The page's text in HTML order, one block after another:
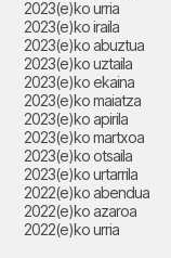
2023(e)ko urria
2023(e)ko iraila
2023(e)ko abuztua
2023(e)ko uztaila
2023(e)ko ekaina
2023(e)ko maiatza
2023(e)ko apirila
2023(e)ko martxoa
2023(e)ko otsaila
2023(e)ko urtarrila
2022(e)ko abendua
2022(e)ko azaroa
2022(e)ko urria